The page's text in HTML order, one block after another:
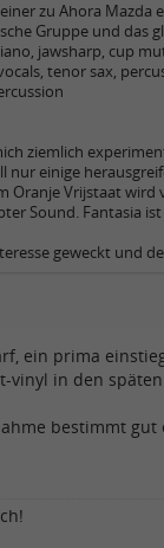
zu Ahora
Gruppe und das
jawsharp, cup
tenor sax,
ziemlich
nur einige
Oranje Vrijstaat
Sound. Fantasia
geweckt und
ein prima
vinyl in den
bestimmt